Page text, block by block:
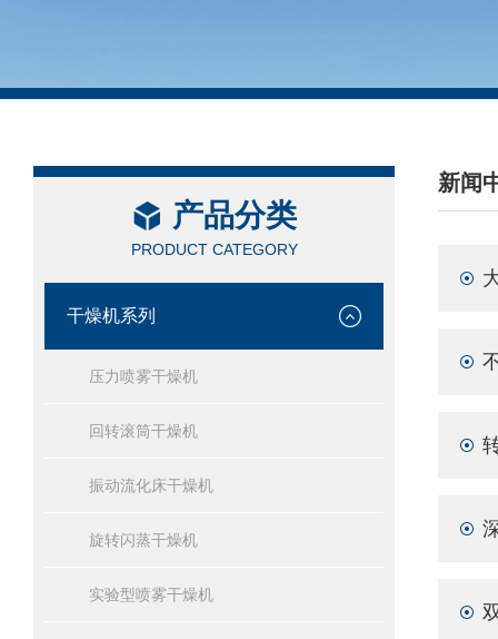
产品分类
PRODUCT CATEGORY
干燥机系列
压力喷雾干燥机
回转滚筒干燥机
振动流化床干燥机
旋转闪蒸干燥机
实验型喷雾干燥机
新闻
/